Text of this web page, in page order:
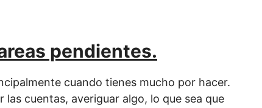
pendientes.
cuando tienes mucho por hacer.
cuentas, averiguar algo, lo que sea que